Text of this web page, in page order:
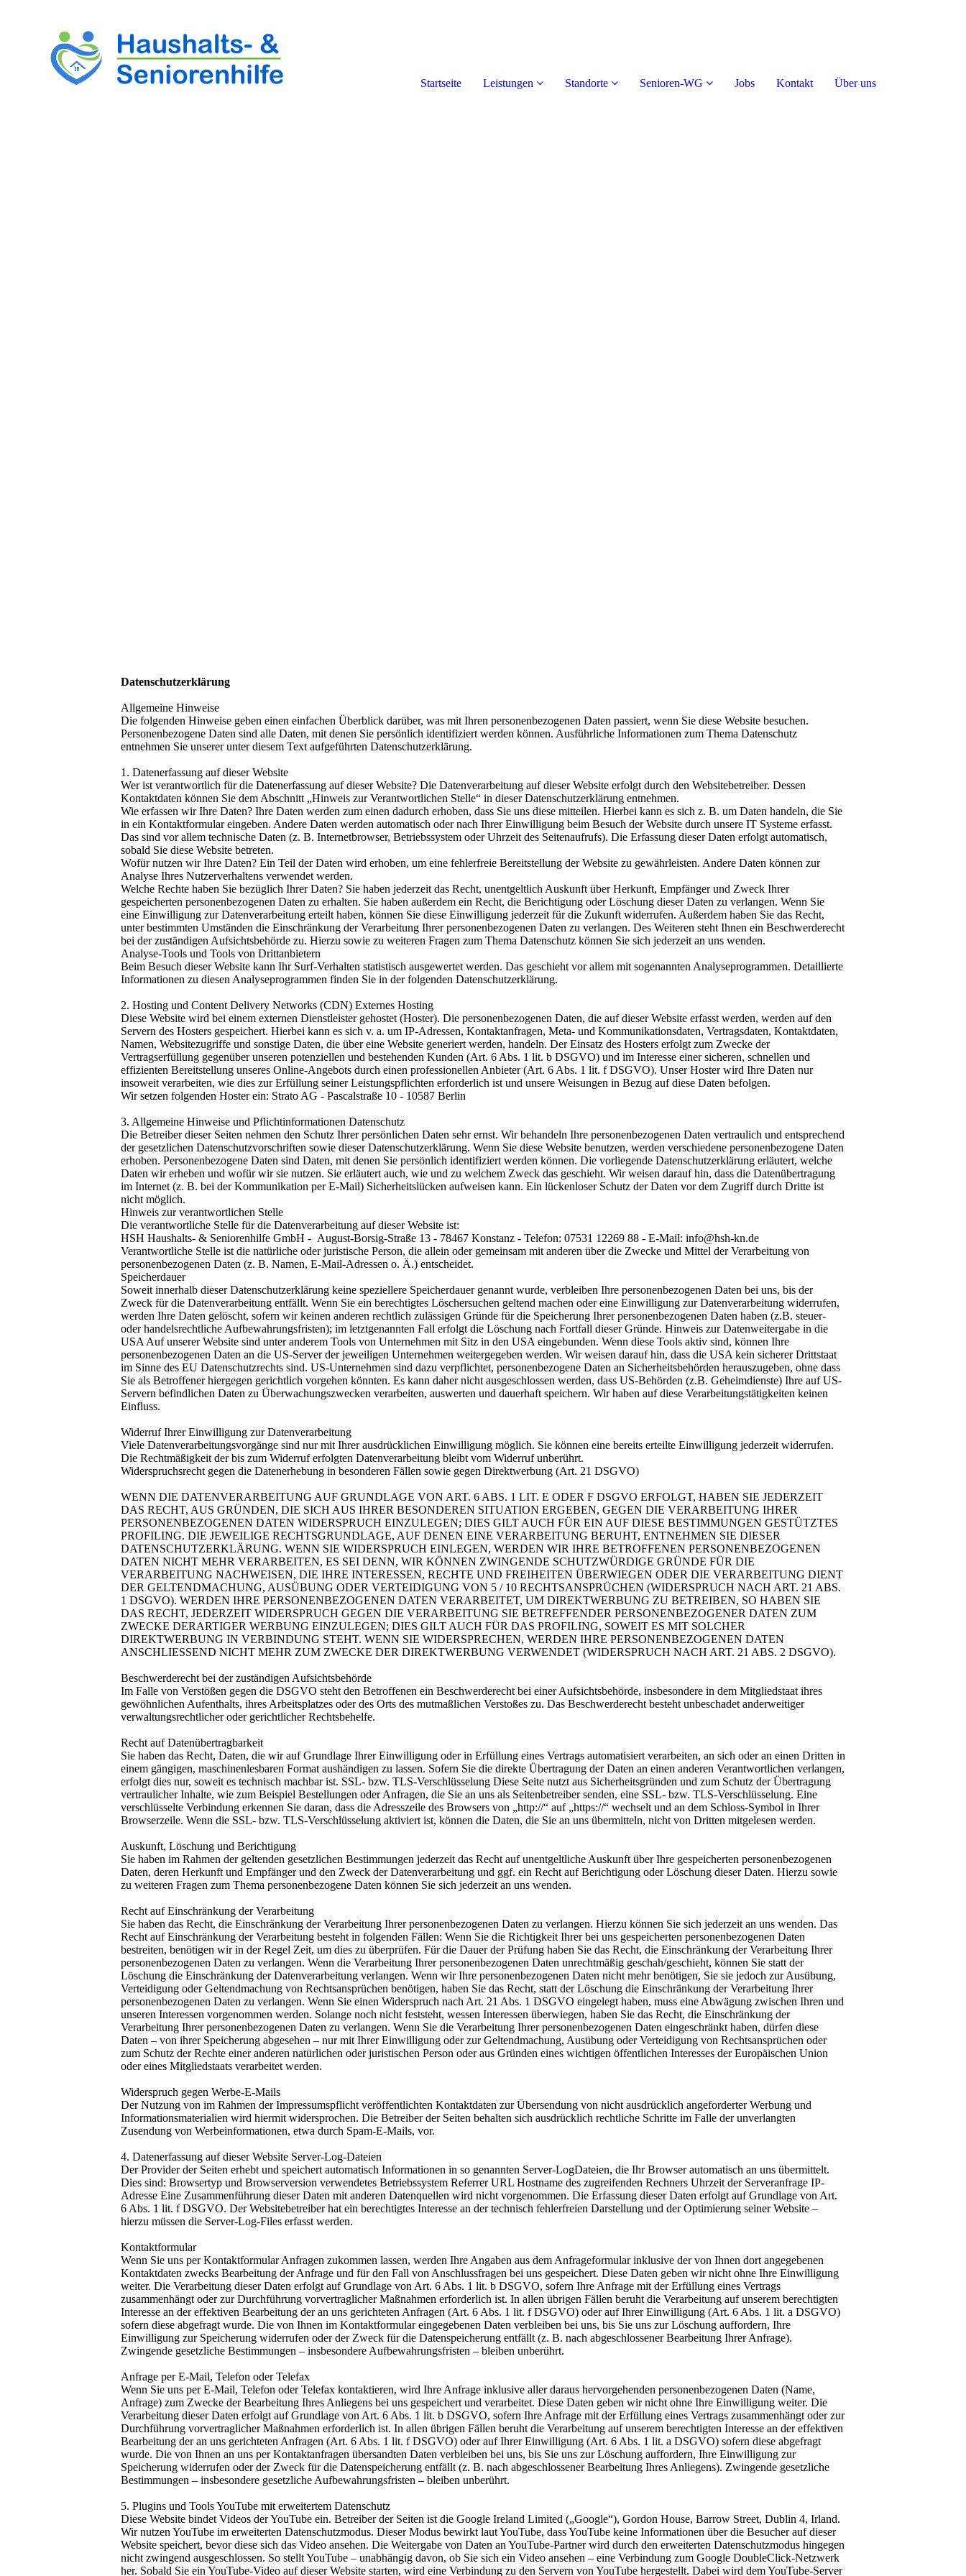
Startseite Leistungen Standorte Senioren-WG Jobs Kontakt Über uns
Datenschutzerklärung
Allgemeine Hinweise
Die folgenden Hinweise geben einen einfachen Überblick darüber, was mit Ihren personenbezogenen Daten passiert, wenn Sie diese Website besuchen.
Personenbezogene Daten sind alle Daten, mit denen Sie persönlich identifiziert werden können. Ausführliche Informationen zum Thema Datenschutz
entnehmen Sie unserer unter diesem Text aufgeführten Datenschutzerklärung.
1. Datenerfassung auf dieser Website
Wer ist verantwortlich für die Datenerfassung auf dieser Website? Die Datenverarbeitung auf dieser Website erfolgt durch den Websitebetreiber. Dessen
Kontaktdaten können Sie dem Abschnitt „Hinweis zur Verantwortlichen Stelle“ in dieser Datenschutzerklärung entnehmen.
Wie erfassen wir Ihre Daten? Ihre Daten werden zum einen dadurch erhoben, dass Sie uns diese mitteilen. Hierbei kann es sich z. B. um Daten handeln, die Sie
in ein Kontaktformular eingeben. Andere Daten werden automatisch oder nach Ihrer Einwilligung beim Besuch der Website durch unsere IT Systeme erfasst.
Das sind vor allem technische Daten (z. B. Internetbrowser, Betriebssystem oder Uhrzeit des Seitenaufrufs). Die Erfassung dieser Daten erfolgt automatisch,
sobald Sie diese Website betreten.
Wofür nutzen wir Ihre Daten? Ein Teil der Daten wird erhoben, um eine fehlerfreie Bereitstellung der Website zu gewährleisten. Andere Daten können zur
Analyse Ihres Nutzerverhaltens verwendet werden.
Welche Rechte haben Sie bezüglich Ihrer Daten? Sie haben jederzeit das Recht, unentgeltlich Auskunft über Herkunft, Empfänger und Zweck Ihrer
gespeicherten personenbezogenen Daten zu erhalten. Sie haben außerdem ein Recht, die Berichtigung oder Löschung dieser Daten zu verlangen. Wenn Sie
eine Einwilligung zur Datenverarbeitung erteilt haben, können Sie diese Einwilligung jederzeit für die Zukunft widerrufen. Außerdem haben Sie das Recht,
unter bestimmten Umständen die Einschränkung der Verarbeitung Ihrer personenbezogenen Daten zu verlangen. Des Weiteren steht Ihnen ein Beschwerderecht
bei der zuständigen Aufsichtsbehörde zu. Hierzu sowie zu weiteren Fragen zum Thema Datenschutz können Sie sich jederzeit an uns wenden.
Analyse-Tools und Tools von Drittanbietern
Beim Besuch dieser Website kann Ihr Surf-Verhalten statistisch ausgewertet werden. Das geschieht vor allem mit sogenannten Analyseprogrammen. Detaillierte
Informationen zu diesen Analyseprogrammen finden Sie in der folgenden Datenschutzerklärung.
2. Hosting und Content Delivery Networks (CDN) Externes Hosting
Diese Website wird bei einem externen Dienstleister gehostet (Hoster). Die personenbezogenen Daten, die auf dieser Website erfasst werden, werden auf den
Servern des Hosters gespeichert. Hierbei kann es sich v. a. um IP-Adressen, Kontaktanfragen, Meta- und Kommunikationsdaten, Vertragsdaten, Kontaktdaten,
Namen, Websitezugriffe und sonstige Daten, die über eine Website generiert werden, handeln. Der Einsatz des Hosters erfolgt zum Zwecke der
Vertragserfüllung gegenüber unseren potenziellen und bestehenden Kunden (Art. 6 Abs. 1 lit. b DSGVO) und im Interesse einer sicheren, schnellen und
effizienten Bereitstellung unseres Online-Angebots durch einen professionellen Anbieter (Art. 6 Abs. 1 lit. f DSGVO). Unser Hoster wird Ihre Daten nur
insoweit verarbeiten, wie dies zur Erfüllung seiner Leistungspflichten erforderlich ist und unsere Weisungen in Bezug auf diese Daten befolgen.
Wir setzen folgenden Hoster ein: Strato AG - Pascalstraße 10 - 10587 Berlin
3. Allgemeine Hinweise und Pflichtinformationen Datenschutz
Die Betreiber dieser Seiten nehmen den Schutz Ihrer persönlichen Daten sehr ernst. Wir behandeln Ihre personenbezogenen Daten vertraulich und entsprechend
der gesetzlichen Datenschutzvorschriften sowie dieser Datenschutzerklärung. Wenn Sie diese Website benutzen, werden verschiedene personenbezogene Daten
erhoben. Personenbezogene Daten sind Daten, mit denen Sie persönlich identifiziert werden können. Die vorliegende Datenschutzerklärung erläutert, welche
Daten wir erheben und wofür wir sie nutzen. Sie erläutert auch, wie und zu welchem Zweck das geschieht. Wir weisen darauf hin, dass die Datenübertragung
im Internet (z. B. bei der Kommunikation per E-Mail) Sicherheitslücken aufweisen kann. Ein lückenloser Schutz der Daten vor dem Zugriff durch Dritte ist
nicht möglich.
Hinweis zur verantwortlichen Stelle
Die verantwortliche Stelle für die Datenverarbeitung auf dieser Website ist:
HSH Haushalts- & Seniorenhilfe GmbH - August-Borsig-Straße 13 - 78467 Konstanz - Telefon: 07531 12269 88 - E-Mail: info@hsh-kn.de
Verantwortliche Stelle ist die natürliche oder juristische Person, die allein oder gemeinsam mit anderen über die Zwecke und Mittel der Verarbeitung von
personenbezogenen Daten (z. B. Namen, E-Mail-Adressen o. Ä.) entscheidet.
Speicherdauer
Soweit innerhalb dieser Datenschutzerklärung keine speziellere Speicherdauer genannt wurde, verbleiben Ihre personenbezogenen Daten bei uns, bis der
Zweck für die Datenverarbeitung entfällt. Wenn Sie ein berechtigtes Löschersuchen geltend machen oder eine Einwilligung zur Datenverarbeitung widerrufen,
werden Ihre Daten gelöscht, sofern wir keinen anderen rechtlich zulässigen Gründe für die Speicherung Ihrer personenbezogenen Daten haben (z.B. steuer-
oder handelsrechtliche Aufbewahrungsfristen); im letztgenannten Fall erfolgt die Löschung nach Fortfall dieser Gründe. Hinweis zur Datenweitergabe in die
USA Auf unserer Website sind unter anderem Tools von Unternehmen mit Sitz in den USA eingebunden. Wenn diese Tools aktiv sind, können Ihre
personenbezogenen Daten an die US-Server der jeweiligen Unternehmen weitergegeben werden. Wir weisen darauf hin, dass die USA kein sicherer Drittstaat
im Sinne des EU Datenschutzrechts sind. US-Unternehmen sind dazu verpflichtet, personenbezogene Daten an Sicherheitsbehörden herauszugeben, ohne dass
Sie als Betroffener hiergegen gerichtlich vorgehen könnten. Es kann daher nicht ausgeschlossen werden, dass US-Behörden (z.B. Geheimdienste) Ihre auf US-
Servern befindlichen Daten zu Überwachungszwecken verarbeiten, auswerten und dauerhaft speichern. Wir haben auf diese Verarbeitungstätigkeiten keinen
Einfluss.
Widerruf Ihrer Einwilligung zur Datenverarbeitung
Viele Datenverarbeitungsvorgänge sind nur mit Ihrer ausdrücklichen Einwilligung möglich. Sie können eine bereits erteilte Einwilligung jederzeit widerrufen.
Die Rechtmäßigkeit der bis zum Widerruf erfolgten Datenverarbeitung bleibt vom Widerruf unberührt.
Widerspruchsrecht gegen die Datenerhebung in besonderen Fällen sowie gegen Direktwerbung (Art. 21 DSGVO)
WENN DIE DATENVERARBEITUNG AUF GRUNDLAGE VON ART. 6 ABS. 1 LIT. E ODER F DSGVO ERFOLGT, HABEN SIE JEDERZEIT
DAS RECHT, AUS GRÜNDEN, DIE SICH AUS IHRER BESONDEREN SITUATION ERGEBEN, GEGEN DIE VERARBEITUNG IHRER
PERSONENBEZOGENEN DATEN WIDERSPRUCH EINZULEGEN; DIES GILT AUCH FÜR EIN AUF DIESE BESTIMMUNGEN GESTÜTZTES
PROFILING. DIE JEWEILIGE RECHTSGRUNDLAGE, AUF DENEN EINE VERARBEITUNG BERUHT, ENTNEHMEN SIE DIESER
DATENSCHUTZERKLÄRUNG. WENN SIE WIDERSPRUCH EINLEGEN, WERDEN WIR IHRE BETROFFENEN PERSONENBEZOGENEN
DATEN NICHT MEHR VERARBEITEN, ES SEI DENN, WIR KÖNNEN ZWINGENDE SCHUTZWÜRDIGE GRÜNDE FÜR DIE
VERARBEITUNG NACHWEISEN, DIE IHRE INTERESSEN, RECHTE UND FREIHEITEN ÜBERWIEGEN ODER DIE VERARBEITUNG DIENT
DER GELTENDMACHUNG, AUSÜBUNG ODER VERTEIDIGUNG VON 5 / 10 RECHTSANSPRÜCHEN (WIDERSPRUCH NACH ART. 21 ABS.
1 DSGVO). WERDEN IHRE PERSONENBEZOGENEN DATEN VERARBEITET, UM DIREKTWERBUNG ZU BETREIBEN, SO HABEN SIE
DAS RECHT, JEDERZEIT WIDERSPRUCH GEGEN DIE VERARBEITUNG SIE BETREFFENDER PERSONENBEZOGENER DATEN ZUM
ZWECKE DERARTIGER WERBUNG EINZULEGEN; DIES GILT AUCH FÜR DAS PROFILING, SOWEIT ES MIT SOLCHER
DIREKTWERBUNG IN VERBINDUNG STEHT. WENN SIE WIDERSPRECHEN, WERDEN IHRE PERSONENBEZOGENEN DATEN
ANSCHLIESSEND NICHT MEHR ZUM ZWECKE DER DIREKTWERBUNG VERWENDET (WIDERSPRUCH NACH ART. 21 ABS. 2 DSGVO).
Beschwerderecht bei der zuständigen Aufsichtsbehörde
Im Falle von Verstößen gegen die DSGVO steht den Betroffenen ein Beschwerderecht bei einer Aufsichtsbehörde, insbesondere in dem Mitgliedstaat ihres
gewöhnlichen Aufenthalts, ihres Arbeitsplatzes oder des Orts des mutmaßlichen Verstoßes zu. Das Beschwerderecht besteht unbeschadet anderweitiger
verwaltungsrechtlicher oder gerichtlicher Rechtsbehelfe.
Recht auf Datenübertragbarkeit
Sie haben das Recht, Daten, die wir auf Grundlage Ihrer Einwilligung oder in Erfüllung eines Vertrags automatisiert verarbeiten, an sich oder an einen Dritten in
einem gängigen, maschinenlesbaren Format aushändigen zu lassen. Sofern Sie die direkte Übertragung der Daten an einen anderen Verantwortlichen verlangen,
erfolgt dies nur, soweit es technisch machbar ist. SSL- bzw. TLS-Verschlüsselung Diese Seite nutzt aus Sicherheitsgründen und zum Schutz der Übertragung
vertraulicher Inhalte, wie zum Beispiel Bestellungen oder Anfragen, die Sie an uns als Seitenbetreiber senden, eine SSL- bzw. TLS-Verschlüsselung. Eine
verschlüsselte Verbindung erkennen Sie daran, dass die Adresszeile des Browsers von „http://“ auf „https://“ wechselt und an dem Schloss-Symbol in Ihrer
Browserzeile. Wenn die SSL- bzw. TLS-Verschlüsselung aktiviert ist, können die Daten, die Sie an uns übermitteln, nicht von Dritten mitgelesen werden.
Auskunft, Löschung und Berichtigung
Sie haben im Rahmen der geltenden gesetzlichen Bestimmungen jederzeit das Recht auf unentgeltliche Auskunft über Ihre gespeicherten personenbezogenen
Daten, deren Herkunft und Empfänger und den Zweck der Datenverarbeitung und ggf. ein Recht auf Berichtigung oder Löschung dieser Daten. Hierzu sowie
zu weiteren Fragen zum Thema personenbezogene Daten können Sie sich jederzeit an uns wenden.
Recht auf Einschränkung der Verarbeitung
Sie haben das Recht, die Einschränkung der Verarbeitung Ihrer personenbezogenen Daten zu verlangen. Hierzu können Sie sich jederzeit an uns wenden. Das
Recht auf Einschränkung der Verarbeitung besteht in folgenden Fällen: Wenn Sie die Richtigkeit Ihrer bei uns gespeicherten personenbezogenen Daten
bestreiten, benötigen wir in der Regel Zeit, um dies zu überprüfen. Für die Dauer der Prüfung haben Sie das Recht, die Einschränkung der Verarbeitung Ihrer
personenbezogenen Daten zu verlangen. Wenn die Verarbeitung Ihrer personenbezogenen Daten unrechtmäßig geschah/geschieht, können Sie statt der
Löschung die Einschränkung der Datenverarbeitung verlangen. Wenn wir Ihre personenbezogenen Daten nicht mehr benötigen, Sie sie jedoch zur Ausübung,
Verteidigung oder Geltendmachung von Rechtsansprüchen benötigen, haben Sie das Recht, statt der Löschung die Einschränkung der Verarbeitung Ihrer
personenbezogenen Daten zu verlangen. Wenn Sie einen Widerspruch nach Art. 21 Abs. 1 DSGVO eingelegt haben, muss eine Abwägung zwischen Ihren und
unseren Interessen vorgenommen werden. Solange noch nicht feststeht, wessen Interessen überwiegen, haben Sie das Recht, die Einschränkung der
Verarbeitung Ihrer personenbezogenen Daten zu verlangen. Wenn Sie die Verarbeitung Ihrer personenbezogenen Daten eingeschränkt haben, dürfen diese
Daten – von ihrer Speicherung abgesehen – nur mit Ihrer Einwilligung oder zur Geltendmachung, Ausübung oder Verteidigung von Rechtsansprüchen oder
zum Schutz der Rechte einer anderen natürlichen oder juristischen Person oder aus Gründen eines wichtigen öffentlichen Interesses der Europäischen Union
oder eines Mitgliedstaats verarbeitet werden.
Widerspruch gegen Werbe-E-Mails
Der Nutzung von im Rahmen der Impressumspflicht veröffentlichten Kontaktdaten zur Übersendung von nicht ausdrücklich angeforderter Werbung und
Informationsmaterialien wird hiermit widersprochen. Die Betreiber der Seiten behalten sich ausdrücklich rechtliche Schritte im Falle der unverlangten
Zusendung von Werbeinformationen, etwa durch Spam-E-Mails, vor.
4. Datenerfassung auf dieser Website Server-Log-Dateien
Der Provider der Seiten erhebt und speichert automatisch Informationen in so genannten Server-LogDateien, die Ihr Browser automatisch an uns übermittelt.
Dies sind: Browsertyp und Browserversion verwendetes Betriebssystem Referrer URL Hostname des zugreifenden Rechners Uhrzeit der Serveranfrage IP-
Adresse Eine Zusammenführung dieser Daten mit anderen Datenquellen wird nicht vorgenommen. Die Erfassung dieser Daten erfolgt auf Grundlage von Art.
6 Abs. 1 lit. f DSGVO. Der Websitebetreiber hat ein berechtigtes Interesse an der technisch fehlerfreien Darstellung und der Optimierung seiner Website –
hierzu müssen die Server-Log-Files erfasst werden.
Kontaktformular
Wenn Sie uns per Kontaktformular Anfragen zukommen lassen, werden Ihre Angaben aus dem Anfrageformular inklusive der von Ihnen dort angegebenen
Kontaktdaten zwecks Bearbeitung der Anfrage und für den Fall von Anschlussfragen bei uns gespeichert. Diese Daten geben wir nicht ohne Ihre Einwilligung
weiter. Die Verarbeitung dieser Daten erfolgt auf Grundlage von Art. 6 Abs. 1 lit. b DSGVO, sofern Ihre Anfrage mit der Erfüllung eines Vertrags
zusammenhängt oder zur Durchführung vorvertraglicher Maßnahmen erforderlich ist. In allen übrigen Fällen beruht die Verarbeitung auf unserem berechtigten
Interesse an der effektiven Bearbeitung der an uns gerichteten Anfragen (Art. 6 Abs. 1 lit. f DSGVO) oder auf Ihrer Einwilligung (Art. 6 Abs. 1 lit. a DSGVO)
sofern diese abgefragt wurde. Die von Ihnen im Kontaktformular eingegebenen Daten verbleiben bei uns, bis Sie uns zur Löschung auffordern, Ihre
Einwilligung zur Speicherung widerrufen oder der Zweck für die Datenspeicherung entfällt (z. B. nach abgeschlossener Bearbeitung Ihrer Anfrage).
Zwingende gesetzliche Bestimmungen – insbesondere Aufbewahrungsfristen – bleiben unberührt.
Anfrage per E-Mail, Telefon oder Telefax
Wenn Sie uns per E-Mail, Telefon oder Telefax kontaktieren, wird Ihre Anfrage inklusive aller daraus hervorgehenden personenbezogenen Daten (Name,
Anfrage) zum Zwecke der Bearbeitung Ihres Anliegens bei uns gespeichert und verarbeitet. Diese Daten geben wir nicht ohne Ihre Einwilligung weiter. Die
Verarbeitung dieser Daten erfolgt auf Grundlage von Art. 6 Abs. 1 lit. b DSGVO, sofern Ihre Anfrage mit der Erfüllung eines Vertrags zusammenhängt oder zur
Durchführung vorvertraglicher Maßnahmen erforderlich ist. In allen übrigen Fällen beruht die Verarbeitung auf unserem berechtigten Interesse an der effektiven
Bearbeitung der an uns gerichteten Anfragen (Art. 6 Abs. 1 lit. f DSGVO) oder auf Ihrer Einwilligung (Art. 6 Abs. 1 lit. a DSGVO) sofern diese abgefragt
wurde. Die von Ihnen an uns per Kontaktanfragen übersandten Daten verbleiben bei uns, bis Sie uns zur Löschung auffordern, Ihre Einwilligung zur
Speicherung widerrufen oder der Zweck für die Datenspeicherung entfällt (z. B. nach abgeschlossener Bearbeitung Ihres Anliegens). Zwingende gesetzliche
Bestimmungen – insbesondere gesetzliche Aufbewahrungsfristen – bleiben unberührt.
5. Plugins und Tools YouTube mit erweitertem Datenschutz
Diese Website bindet Videos der YouTube ein. Betreiber der Seiten ist die Google Ireland Limited („Google“), Gordon House, Barrow Street, Dublin 4, Irland.
Wir nutzen YouTube im erweiterten Datenschutzmodus. Dieser Modus bewirkt laut YouTube, dass YouTube keine Informationen über die Besucher auf dieser
Website speichert, bevor diese sich das Video ansehen. Die Weitergabe von Daten an YouTube-Partner wird durch den erweiterten Datenschutzmodus hingegen
nicht zwingend ausgeschlossen. So stellt YouTube – unabhängig davon, ob Sie sich ein Video ansehen – eine Verbindung zum Google DoubleClick-Netzwerk
her. Sobald Sie ein YouTube-Video auf dieser Website starten, wird eine Verbindung zu den Servern von YouTube hergestellt. Dabei wird dem YouTube-Server